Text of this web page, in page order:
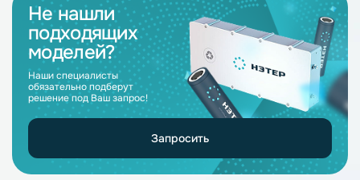
Не нашли
подходящих
моделей?
Наши специалисты
обязательно подберут
решение под Ваш запрос!
Запросить